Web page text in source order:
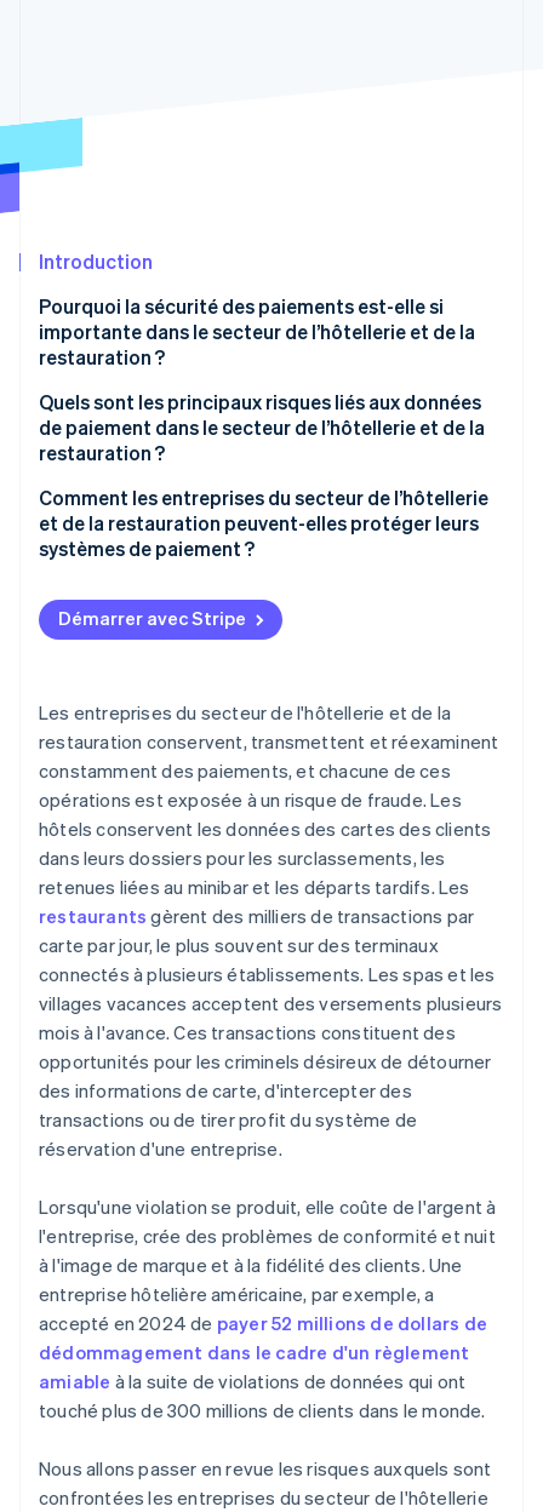
Climate
Vérification de l'identité
Stripe Sessions 2026
Découvrez comment Stripe construit l’infrastructure
Regarder la vidéo
Introduction
Pourquoi la sécurité des paiements est-elle si
importante dans le secteur de l’hôtellerie et de la
restauration ?
Une fenêtre de paiement rallongée
Les informations de paiement sont enregistrées sur
Les transactions de grande valeur constituent une
cible de choix
informations personnelles
Quels sont les principaux risques liés aux données
de paiement dans le secteur de l’hôtellerie et de la
restauration ?
Violations du système de réservation tiers
Manipulation du personnel
Attaques au point de vente (PDV)
Comment les entreprises du secteur de l’hôtellerie
et de la restauration peuvent-elles protéger leurs
systèmes de paiement ?
Masquer les données de paiement avant que les
criminels ne puissent les voler
Concevoir des systèmes intelligents pour éviter les
erreurs des employés
Remplacer le matériel obsolète avant que les
criminels ne l’exploitent
Démarrer avec Stripe
Les entreprises du secteur de l'hôtellerie et de la
restauration conservent, transmettent et réexaminent
constamment des paiements, et chacune de ces
opérations est exposée à un risque de fraude. Les
hôtels conservent les données des cartes des clients
dans leurs dossiers pour les surclassements, les
retenues liées au minibar et les départs tardifs. Les
restaurants gèrent des milliers de transactions par
carte par jour, le plus souvent sur des terminaux
connectés à plusieurs établissements. Les spas et les
villages vacances acceptent des versements plusieurs
mois à l'avance. Ces transactions constituent des
opportunités pour les criminels désireux de détourner
des informations de carte, d'intercepter des
transactions ou de tirer profit du système de
réservation d'une entreprise.
Lorsqu'une violation se produit, elle coûte de l'argent à
l'entreprise, crée des problèmes de conformité et nuit
à l'image de marque et à la fidélité des clients. Une
entreprise hôtelière américaine, par exemple, a
accepté en 2024 de payer 52 millions de dollars de
dédommagement dans le cadre d'un règlement
amiable à la suite de violations de données qui ont
touché plus de 300 millions de clients dans le monde.
Nous allons passer en revue les risques auxquels sont
confrontées les entreprises du secteur de l'hôtellerie